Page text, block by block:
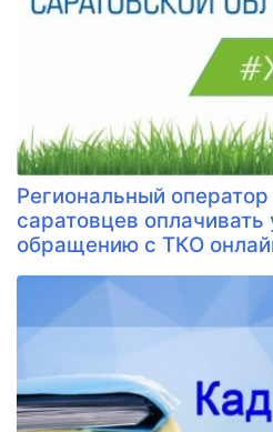
Региональный
саратовцев оплачивать
обращению с ТКО